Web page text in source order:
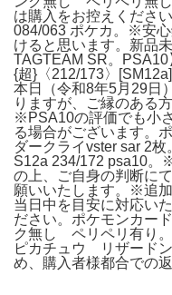
は購入をお控えくださ
084/063 ポケカ。※安
けると思います。新品
TAGTEAM SR。
{超}〈212/173〉
本日（令和8年5月29日
りますが、ご縁のある
※PSA10の評価でも小
る場合がございます
ダークライvster sar 2
S12a 234/172 psa10。
の上、ご自身の判断に
願いいたします。※追
当日中を目安に対応い
ださい。ポケモンカー
ク無し ペリペリ有り
ピカチュウ リザード
め、購入者様都合での